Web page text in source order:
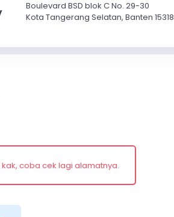
Boulevard BSD blok C No. 29-30
Kota Tangerang Selatan, Banten 15318
coba cek lagi alamatnya.